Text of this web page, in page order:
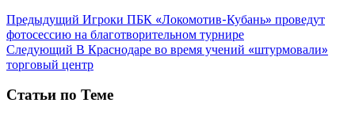
Предыдущий Игроки ПБК «Локомотив-Кубань» проведут
фотосессию на благотворительном турнире
Следующий В Краснодаре во время учений «штурмовали»
торговый центр
Статьи по Теме